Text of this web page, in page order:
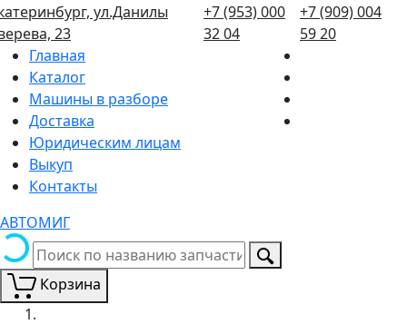
ул.Данилы
23
+7 (953) 000
32 04
+7 (909) 004
59 20
Главная
Каталог
Машины в разборе
Доставка
Юридическим лицам
Выкуп
Контакты
АВТОМИГ
Корзина